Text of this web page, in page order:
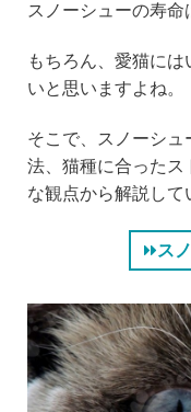
e
c
e
b
o
o
k
tt
er
スノーシューの寿命
もちろん、愛猫に
いと思いますよね。
そこで、スノーシ
法、猫種に合ったス
な観点から解説して
ス